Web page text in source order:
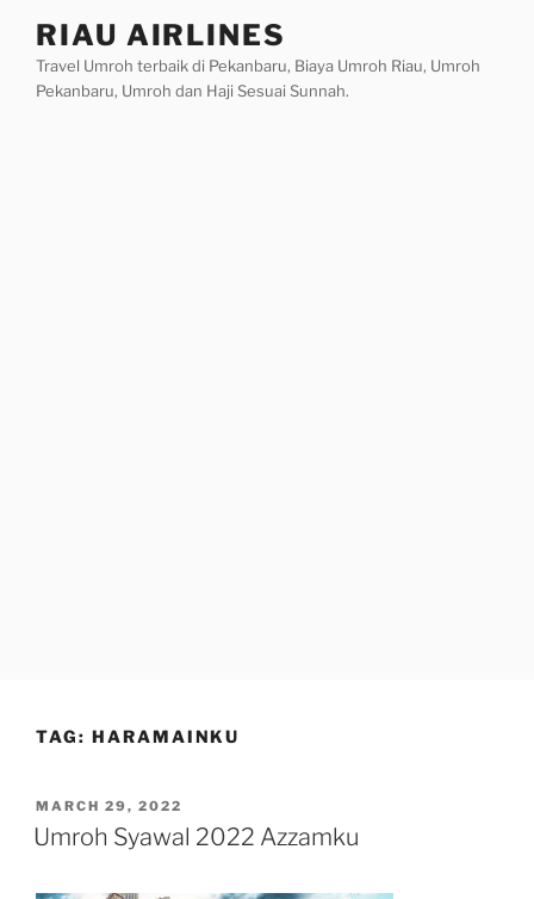
content
RIAU AIRLINES
Travel Umroh terbaik di Pekanbaru, Biaya Umroh Riau, Umroh
Pekanbaru, Umroh dan Haji Sesuai Sunnah.
TAG: HARAMAINKU
POSTED
ON
MARCH 29, 2022
Umroh Syawal 2022 Azzamku